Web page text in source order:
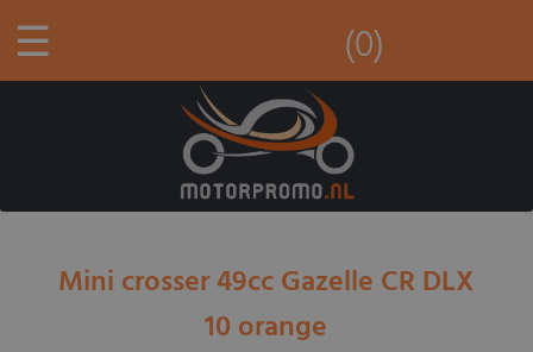
☰ (0)
Mini crosser 49cc Gazelle CR DLX
10 orange